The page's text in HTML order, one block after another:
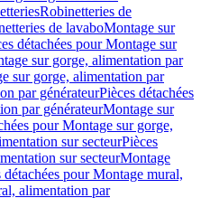
Robinetteries de
de lavaboMontage sur
détachées pour Montage sur
sur gorge, alimentation par
sur gorge, alimentation par
par générateurPièces détachées
par générateurMontage sur
pour Montage sur gorge,
sur secteurPièces
sur secteurMontage
détachées pour Montage mural,
alimentation par